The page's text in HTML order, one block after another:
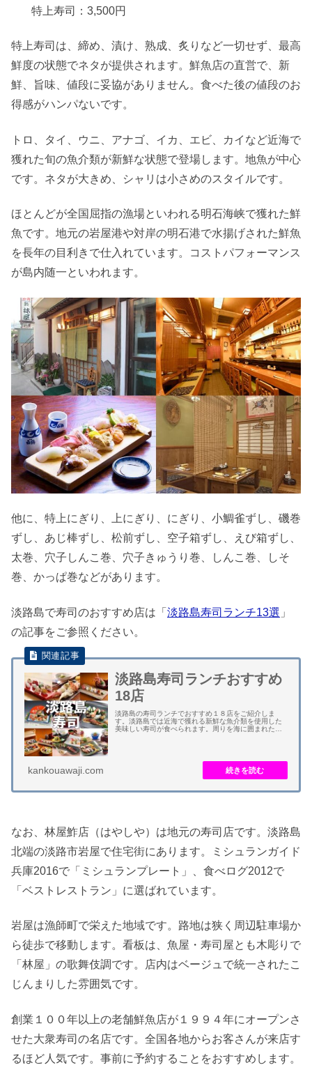
特上寿司：3,500円
特上寿司は、締め、漬け、熟成、炙りなど一切せず、最高
鮮度の状態でネタが提供されます。鮮魚店の直営で、新
鮮、旨味、値段に妥協がありません。食べた後の値段のお
得感がハンパないです。
トロ、タイ、ウニ、アナゴ、イカ、エビ、カイなど近海で
獲れた旬の魚介類が新鮮な状態で登場します。地魚が中心
です。ネタが大きめ、シャリは小さめのスタイルです。
ほとんどが全国屈指の漁場といわれる明石海峡で獲れた鮮
魚です。地元の岩屋港や対岸の明石港で水揚げされた鮮魚
を長年の目利きで仕入れています。コストパフォーマンス
が島内随一といわれます。
他に、特上にぎり、上にぎり、にぎり、小鯛雀ずし、磯巻
ずし、あじ棒ずし、松前ずし、空子箱ずし、えび箱ずし、
太巻、穴子しんこ巻、穴子きゅうり巻、しんこ巻、しそ
巻、かっぱ巻などがあります。
淡路島で寿司のおすすめ店は「 淡路島寿司ランチ13選 」
の記事をご参照ください。
淡路島寿司ランチおすすめ
18店
淡路島の寿司ランチでおすすめ１８店をご紹介しま
す。淡路島では近海で獲れる新鮮な魚介類を使用した
美味しい寿司が食べられます。周りを海に囲まれた島
kankouawaji.com
なお、林屋鮓店（はやしや）は地元の寿司店です。淡路島
北端の淡路市岩屋で住宅街にあります。ミシュランガイド
兵庫2016で「ミシュランプレート」、食べログ2012で
「ベストレストラン」に選ばれています。
岩屋は漁師町で栄えた地域です。路地は狭く周辺駐車場か
ら徒歩で移動します。看板は、魚屋・寿司屋とも木彫りで
「林屋」の歌舞伎調です。店内はベージュで統一されたこ
じんまりした雰囲気です。
創業１００年以上の老舗鮮魚店が１９９４年にオープンさ
せた大衆寿司の名店です。全国各地からお客さんが来店す
るほど人気です。事前に予約することをおすすめします。